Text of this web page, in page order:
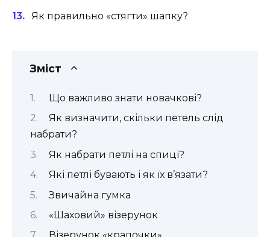
Як правильно «стягти» шапку?
Зміст
Що важливо знати новачкові?
Як визначити, скільки петель слід
набрати?
Як набрати петлі на спиці?
Які петлі бувають і як їх в’язати?
Звичайна гумка
«Шаховий» візерунок